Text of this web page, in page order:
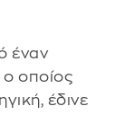
έναν
οποίος
έδινε